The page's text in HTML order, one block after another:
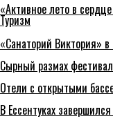
«Активное лето в
Туризм
«Санаторий Виктория» в
Сырный размах
Отели с открытыми
В Ессентуках